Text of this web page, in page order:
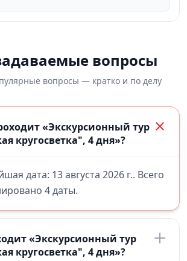
вопросы
вопросы — кратко и по делу
«Экскурсионный тур
кругосветка", 4 дня»?
дата: 13 августа 2026 г.. Всего
4 даты.
«Экскурсионный тур
кругосветка", 4 дня»?